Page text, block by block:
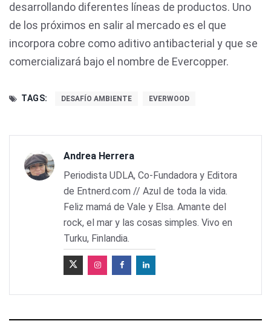
desarrollando diferentes líneas de productos. Uno
de los próximos en salir al mercado es el que
incorpora cobre como aditivo antibacterial y que se
comercializará bajo el nombre de Evercopper.
TAGS: DESAFÍO AMBIENTE EVERWOOD
Andrea Herrera
Periodista UDLA, Co-Fundadora y Editora
de Entnerd.com // Azul de toda la vida.
Feliz mamá de Vale y Elsa. Amante del
rock, el mar y las cosas simples. Vivo en
Turku, Finlandia.